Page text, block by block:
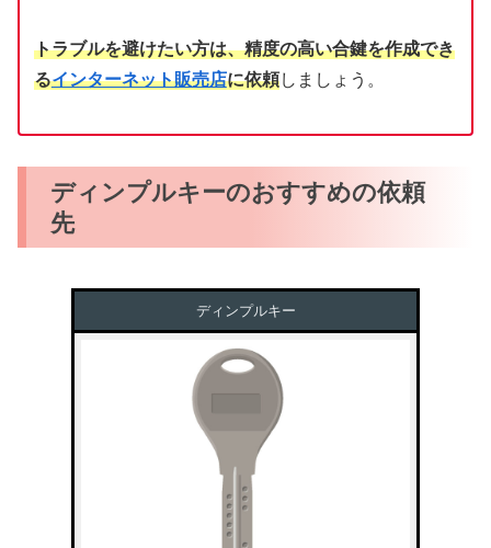
トラブルを避けたい方は、精度の高い合鍵を作成でき
るインターネット販売店に依頼しましょう。
ディンプルキーのおすすめの依頼
先
ディンプルキー